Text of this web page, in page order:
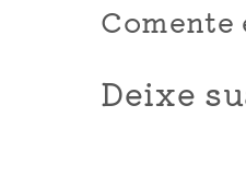
Comente
Deixe